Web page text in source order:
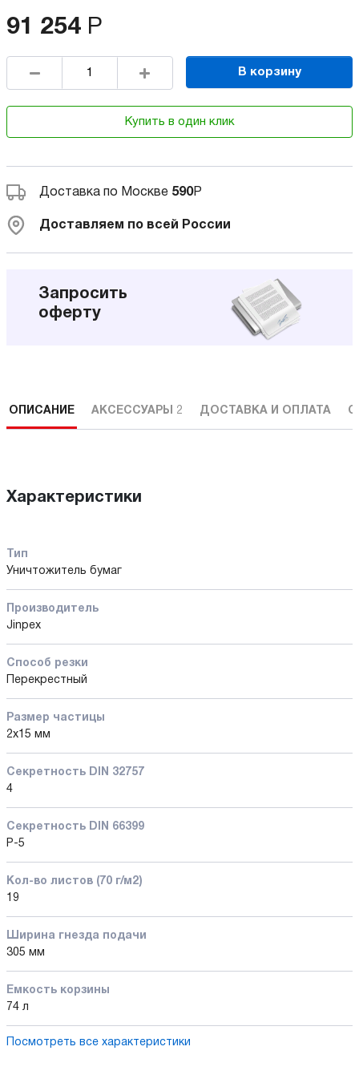
91 254 Р
В корзину
Купить в один клик
Доставка по Москве 590Р
Доставляем по всей России
Запросить
оферту
ОПИСАНИЕ АКСЕССУАРЫ 2 ДОСТАВКА И ОПЛАТА
Характеристики
Тип
Уничтожитель бумаг
Производитель
Jinpex
Способ резки
Перекрестный
Размер частицы
2x15 мм
Секретность DIN 32757
4
Секретность DIN 66399
P-5
Кол-во листов (70 г/м2)
19
Ширина гнезда подачи
305 мм
Емкость корзины
74 л
Посмотреть все характеристики